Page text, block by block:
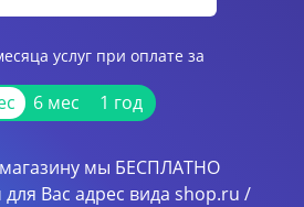
услуг при оплате за
6 мес 1 год
мы БЕСПЛАТНО
для Вас адрес вида shop.ru /